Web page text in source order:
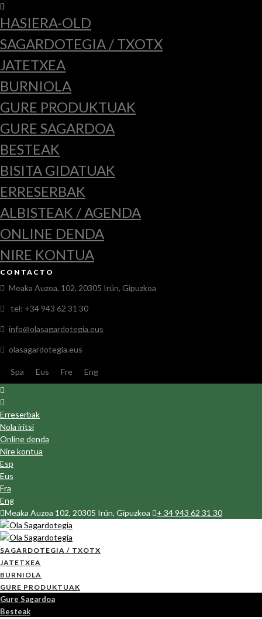
HASIERA-OLD
SAGARDOTEGIA / TXOTX
JATETXEA
BURNIOLA
GURE PRODUKTUAK
GURE SAGARDOA
BESTEAK
BISITA GIDATUAK
ERRESERBAK
ALBISTEAK / AGENDA
ONLINE DENDA
NIRE KONTUA
CONTACTO
Meaka Auzoa, 102, 20305 Irún, Gipuzkoa
tel: +34 943 62 31 30
info@olasagardotegia.eus
olasagardotegia.eus
Spa Eus Fre Eng
Erreserbak
Nola iritsi
Online denda
Nire kontua
Esp
Eus
Fra
Eng
Meaka Auzoa 102, 20305 Irún, Gipuzkoa
+ 34 943 62 31 30
SAGARDOTEGIA / TXOTX
JATETXEA
BURNIOLA
GURE PRODUKTUAK
Gure Sagardoa
Besteak